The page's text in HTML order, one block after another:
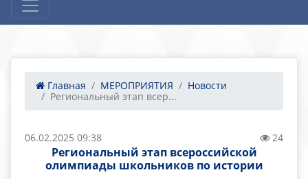
Главная МЕРОПРИЯТИЯ
Новости
Региональный этап всер...
06.02.2025 09:38 24
Региональный этап всероссийской
олимпиады школьников по истории